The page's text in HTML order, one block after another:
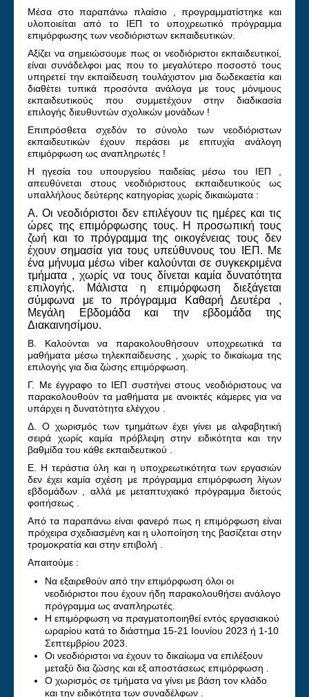
Μέσα στο παραπάνω πλαίσιο , προγραμματίστηκε και
υλοποιείται από το ΙΕΠ το υποχρεωτικό πρόγραμμα
επιμόρφωσης των νεοδιόριστων εκπαιδευτικών.
Αξίζει να σημειώσουμε πως οι νεοδιόριστοι εκπαιδευτικοί,
είναι συνάδελφοι μας που το μεγαλύτερο ποσοστό τους
υπηρετεί την εκπαίδευση τουλάχιστον μια δωδεκαετία και
διαθέτει τυπικά προσόντα ανάλογα με τους μόνιμους
εκπαιδευτικούς που συμμετέχουν στην διαδικασία
επιλογής διευθυντών σχολικών μονάδων !
Επιπρόσθετα σχεδόν το σύνολο των νεοδιόριστων
εκπαιδευτικών έχουν περάσει με επιτυχία ανάλογη
επιμόρφωση ως αναπληρωτές !
Η ηγεσία του υπουργείου παιδείας μέσω του ΙΕΠ ,
απευθύνεται στους νεοδιόριστους εκπαιδευτικούς ως
υπαλλήλους δεύτερης κατηγορίας χωρίς δικαιώματα :
Α. Οι νεοδιόριστοι δεν επιλέγουν τις ημέρες και τις
ώρες της επιμόρφωσης τους. Η προσωπική τους
ζωή και το πρόγραμμα της οικογένειας τους δεν
έχουν σημασία για τους υπεύθυνους του ΙΕΠ. Με
ένα μήνυμα μέσω viber καλούνται σε συγκεκριμένα
τμήματα , χωρίς να τους δίνεται καμία δυνατότητα
επιλογής. Μάλιστα η επιμόρφωση διεξάγεται
σύμφωνα με το πρόγραμμα Καθαρή Δευτέρα ,
Μεγάλη Εβδομάδα και την εβδομάδα της
Διακαινησίμου.
Β. Καλούνται να παρακολουθήσουν υποχρεωτικά τα
μαθήματα μέσω τηλεκπαίδευσης , χωρίς το δικαίωμα της
επιλογής για δια ζώσης επιμόρφωση.
Γ. Με έγγραφο το ΙΕΠ συστήνει στους νεοδιόριστους να
παρακολουθούν τα μαθήματα με ανοικτές κάμερες για να
υπάρχει η δυνατότητα ελέγχου .
Δ. Ο χωρισμός των τμημάτων έχει γίνει με αλφαβητική
σειρά χωρίς καμία πρόβλεψη στην ειδικότητα και την
βαθμίδα του κάθε εκπαιδευτικού .
Ε. Η τεράστια ύλη και η υποχρεωτικότητα των εργασιών
δεν έχει καμία σχέση με πρόγραμμα επιμόρφωση λίγων
εβδομάδων , αλλά με μεταπτυχιακό πρόγραμμα διετούς
φοιτήσεως .
Από τα παραπάνω είναι φανερό πως η επιμόρφωση είναι
πρόχειρα σχεδιασμένη και η υλοποίηση της βασίζεται στην
τρομοκρατία και στην επιβολή .
Απαιτούμε :
Να εξαιρεθούν από την επιμόρφωση όλοι οι
νεοδιόριστοι που έχουν ήδη παρακολουθήσει ανάλογο
πρόγραμμα ως αναπληρωτές.
Η επιμόρφωση να πραγματοποιηθεί εντός εργασιακού
ωραρίου κατά το διάστημα 15-21 Ιουνίου 2023 ή 1-10
Σεπτεμβρίου 2023.
Οι νεοδιόριστοι να έχουν το δικαίωμα να επιλέξουν
μεταξύ δια ζώσης και εξ αποστάσεως επιμόρφωση .
Ο χωρισμός σε τμήματα να γίνει με βάση τον κλάδο
και την ειδικότητα των συναδέλφων .